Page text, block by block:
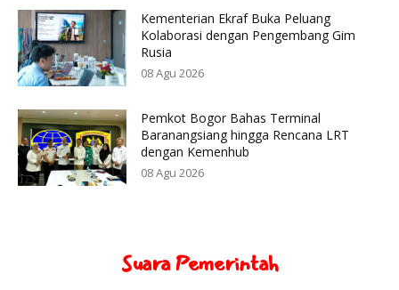
Kementerian Ekraf Buka Peluang
Kolaborasi dengan Pengembang Gim
Rusia
08 Agu 2026
Pemkot Bogor Bahas Terminal
Baranangsiang hingga Rencana LRT
dengan Kemenhub
08 Agu 2026
Suara Pemerintah